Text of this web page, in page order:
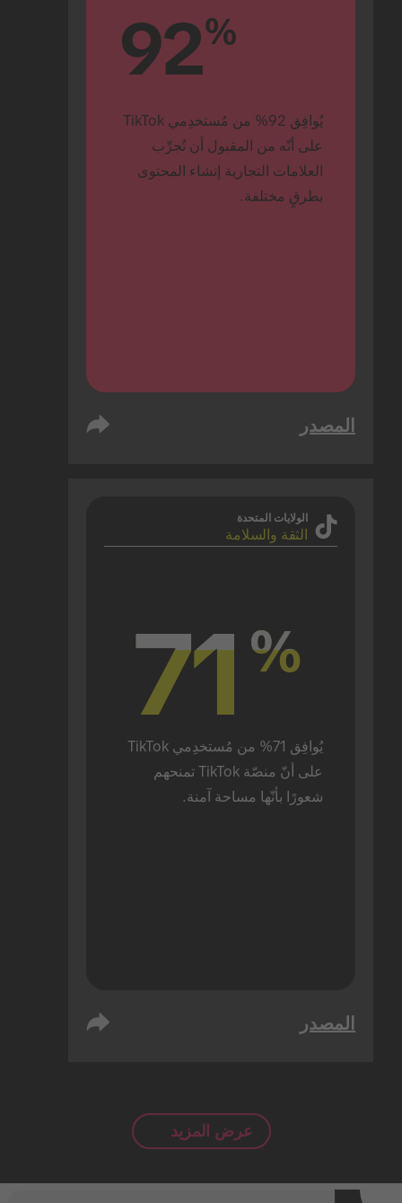
92%
بطرقٍ مختلفة.
المصدر
الولايات المتحدة
الثقة والسلامة
71 %
71 %
شعورًا بأنّها مساحة آمنة.
المصدر
عرض المزيد